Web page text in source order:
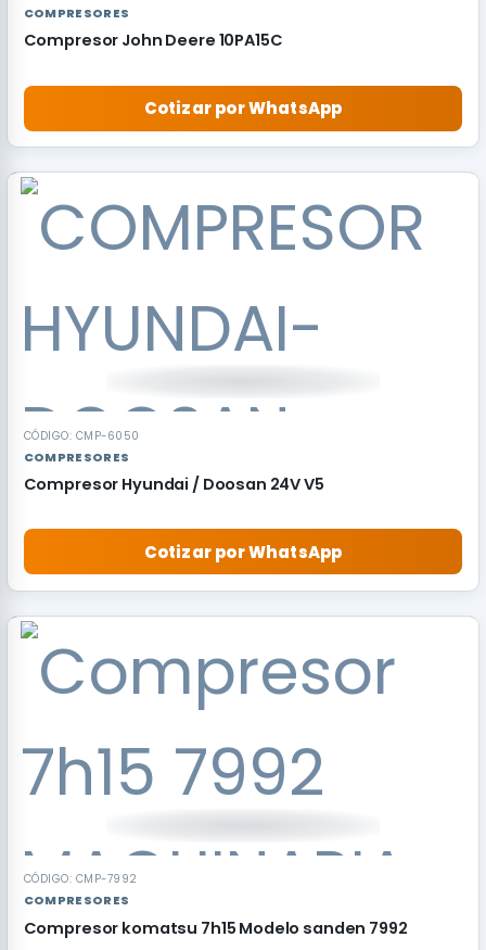
COMPRESORES
Compresor John Deere 10PA15C
Cotizar por WhatsApp
CÓDIGO: CMP-6050
COMPRESORES
Compresor Hyundai / Doosan 24V V5
Cotizar por WhatsApp
CÓDIGO: CMP-7992
COMPRESORES
Compresor komatsu 7h15 Modelo sanden 7992